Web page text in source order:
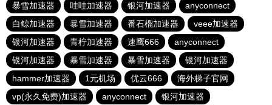
暴雪加速器
哇哇加速器 银河加速器
anyconnect
白鲸加速器
暴雪加速器 番石榴加速器
veee加速器
银河加速器
青柠加速器 速鹰666
anyconnect
银河加速器
暴雪加速器 暴雪加速器
银河加速器
hammer加速器
1元机场 优云666
海外梯子官网
vp(永久免费)加速器
anyconnect 银河加速器